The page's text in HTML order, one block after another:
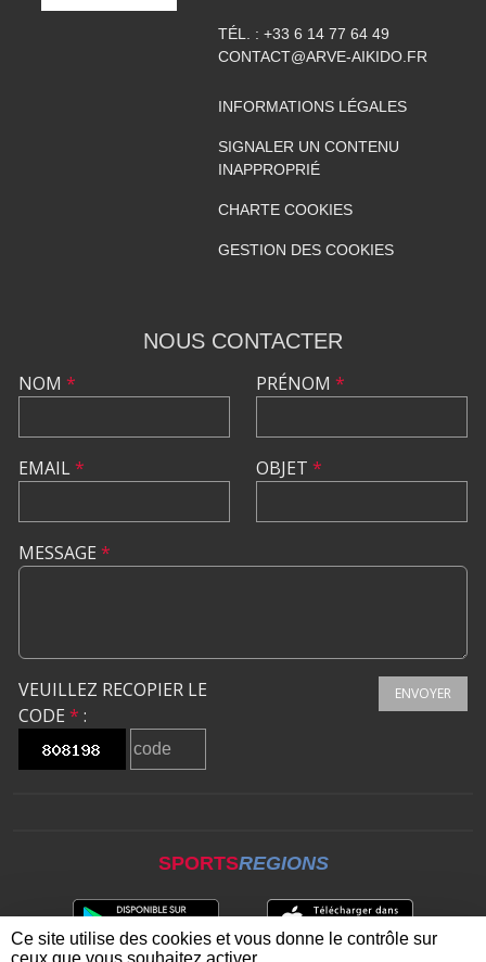
TÉL. : +33 6 14 77 64 49
CONTACT@ARVE-AIKIDO.FR
INFORMATIONS LÉGALES
SIGNALER UN CONTENU
INAPPROPRIÉ
CHARTE COOKIES
GESTION DES COOKIES
NOUS CONTACTER
NOM *
EMAIL*
PRÉNOM *
OBJET *
MESSAGE *
VEUILLEZ RECOPIER LE
CODE * :
ENVOYER
SPORTSREGIONS
Ce site utilise des cookies et vous donne le contrôle sur
ceux que vous souhaitez activer